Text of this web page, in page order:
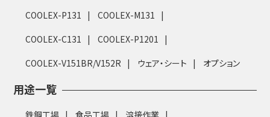
COOLEX-P131
COOLEX-M131
COOLEX-C131
COOLEX-P1201
COOLEX-V151BR/V152R
ウェア・シート オプション
用途一覧
鉄鋼工場 食品工場
溶接作業